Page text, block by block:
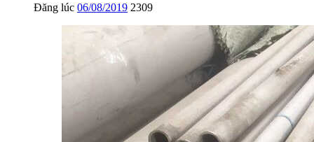
Đăng lúc 06/08/2019 2309